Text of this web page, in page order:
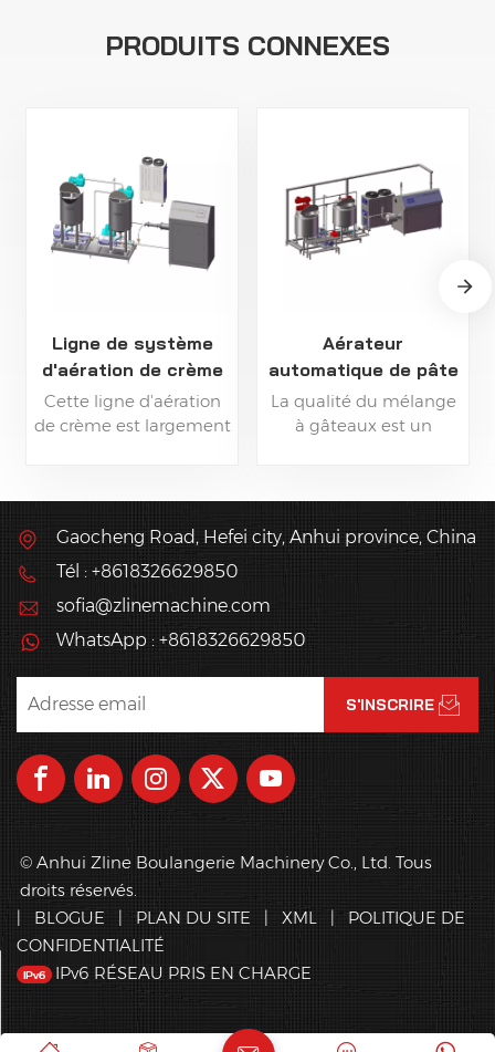
PRODUITS CONNEXES
Ligne de système
d'aération de crème
automatique
industrielle
Cette ligne d'aération
de crème est largement
comme la crème
glacée, le gâteau
mousse, le fromage, les
tartes aux œufs, etc.
Aérateur
automatique de pâte
à génoise
La qualité du mélange
à gâteaux est un
machine d'aération de
pâte à gâteaux permet
de produire des pâtes
stables et d'une densité
Gaocheng Road, Hefei city, Anhui province, China
Tél : +8618326629850
sofia@zlinemachine.com
WhatsApp : +8618326629850
© Anhui Zline Boulangerie Machinery Co., Ltd. Tous
droits réservés.
|
BLOGUE | PLAN DU SITE | XML |
POLITIQUE DE
CONFIDENTIALITÉ
IPv6 RÉSEAU PRIS EN CHARGE